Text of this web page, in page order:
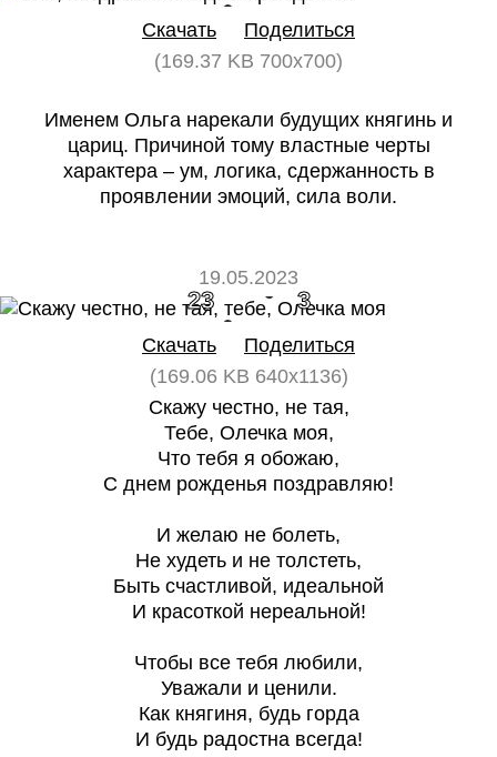
Скачать
Поделиться
(169.37 KB 700x700)
Именем Ольга нарекали будущих княгинь и
цариц. Причиной тому властные черты
характера – ум, логика, сдержанность в
проявлении эмоций, сила воли.
19.05.2023
23 3
Скачать
Поделиться
(169.06 KB 640x1136)
Скажу честно, не тая,
Тебе, Олечка моя,
Что тебя я обожаю,
С днем рожденья поздравляю!
И желаю не болеть,
Не худеть и не толстеть,
Быть счастливой, идеальной
И красоткой нереальной!
Чтобы все тебя любили,
Уважали и ценили.
Как княгиня, будь горда
И будь радостна всегда!